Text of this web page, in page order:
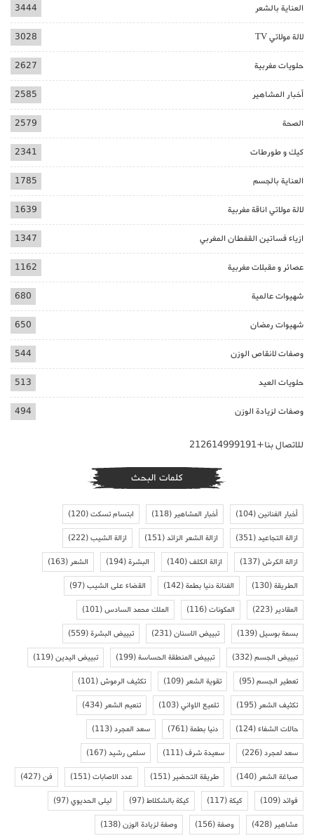
العناية بالشعر 3444
لالة مولاتي TV 3028
حلويات مغربية 2627
أخبار المشاهير 2585
الصحة 2579
كيك و طورطات 2341
العناية بالجسم 1785
لالة مولاتي اناقة مغربية 1639
ازياء فساتين القفطان المغربي 1347
عصائر و مقبلات مغربية 1162
شهيوات عالمية 680
شهيوات رمضان 650
وصفات لانقاص الوزن 544
حلويات العيد 513
وصفات لزيادة الوزن 494
للاتصال بنا+212614999191
كلمات البحث
أخبار الفنانين(104) أخبار المشاهير(118) ابتسام تسكت(120)
ازالة التجاعيد(351) ازالة الشعر الزائد(151) ازالة الشيب(222)
ازالة الكرش(137) ازالة الكلف(140) البشرة(194) الشعر(163)
الطريقة(130) الفنانة دنيا بطمة(142) القضاء على الشيب(97)
المقادير(223) المكونات(116) الملك محمد السادس(101)
بسمة بوسيل(139) تبييض الاسنان(231) تبييض البشرة(559)
تبييض الجسم(332) تبييض المنطقة الحساسة(199) تبييض اليدين(119)
تعطير الجسم(95) تقوية الشعر(109) تكثيف الرموش(101)
تكثيف الشعر(195) تلميع الاواني(103) تنعيم الشعر(434)
حالات الشفاء(124) دنيا بطمة(761) سعد المجرد(113)
سعد لمجرد(226) سعيدة شرف(111) سلمى رشيد(167)
صباغة الشعر(140) طريقة التحضير(151) عدد الاصابات(151) فن(427)
فوائد(109) كيكة(117) كيكة بالشكلاط(97) ليلى الحديوي(97)
مشاهير(428) وصفة(156) وصفة لزيادة الوزن(138)